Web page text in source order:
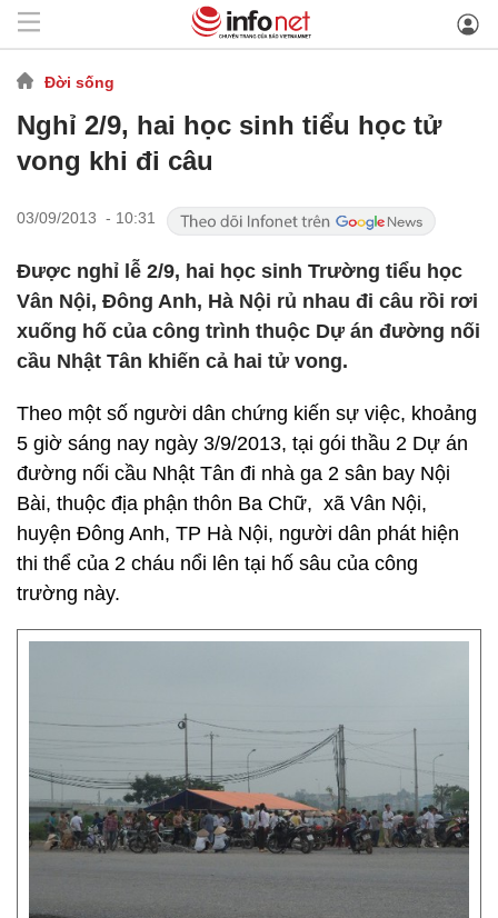
Đời sống
Nghỉ 2/9, hai học sinh tiểu học tử
vong khi đi câu
03/09/2013 - 10:31
Được nghỉ lễ 2/9, hai học sinh Trường tiểu học
Vân Nội, Đông Anh, Hà Nội rủ nhau đi câu rồi rơi
xuống hố của công trình thuộc Dự án đường nối
cầu Nhật Tân khiến cả hai tử vong.
Theo một số người dân chứng kiến sự việc, khoảng
5 giờ sáng nay ngày 3/9/2013, tại gói thầu 2 Dự án
đường nối cầu Nhật Tân đi nhà ga 2 sân bay Nội
Bài, thuộc địa phận thôn Ba Chữ, xã Vân Nội,
huyện Đông Anh, TP Hà Nội, người dân phát hiện
thi thể của 2 cháu nổi lên tại hố sâu của công
trường này.